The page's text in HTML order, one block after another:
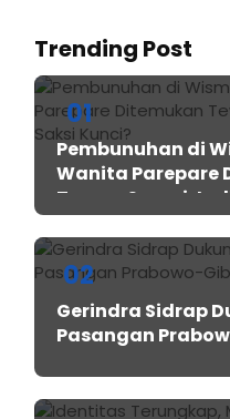
Trending Post
01
Pembunuhan di
Wanita Parepare
Tewas, Suami
02
Gerindra Sidrap
Pasangan